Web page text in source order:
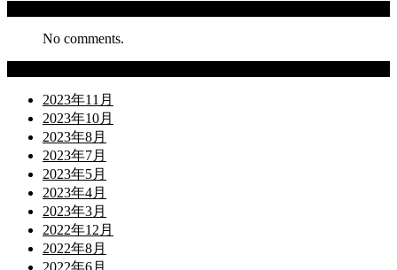
No comments.
2023年11月
2023年10月
2023年8月
2023年7月
2023年5月
2023年4月
2023年3月
2022年12月
2022年8月